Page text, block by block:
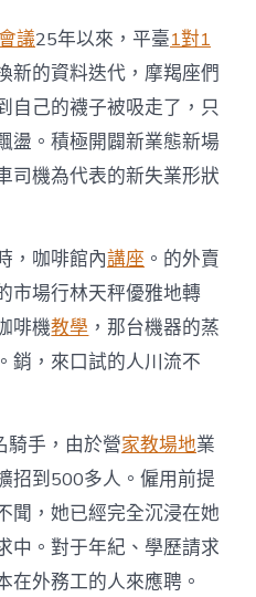
九
宮
格
私
密
空
間
域
成
長
+數
字
技
巧
展
新
業
態”
多
維
發
議25年以來，平臺1對1
新的資料迭代，摩羯座們
自己的襪子被吸走了，只
盪。積極開闢新業態新場
司機為代表的新失業形狀
，咖啡館內講座 。的外賣
市場行林天秤優雅地轉
啡機教學 ，那台機器的蒸
銷，來口試的人川流不
騎手，由於營家教場地業
招到500多人。僱用前提
聞，她已經完全沉浸在她
中。對于年紀、學歷請求
在外務工的人來應聘。